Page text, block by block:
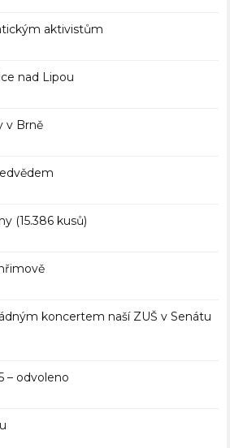
aktivistům
nad Lipou
v Brně
(15.386 kusů)
koncertem naší ZUŠ v Senátu
– odvoleno